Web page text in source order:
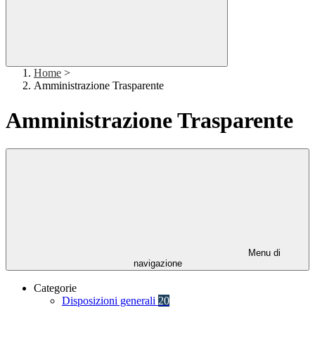
Home >
Amministrazione Trasparente
Amministrazione Trasparente
Menu di
navigazione
Categorie
Disposizioni generali 20